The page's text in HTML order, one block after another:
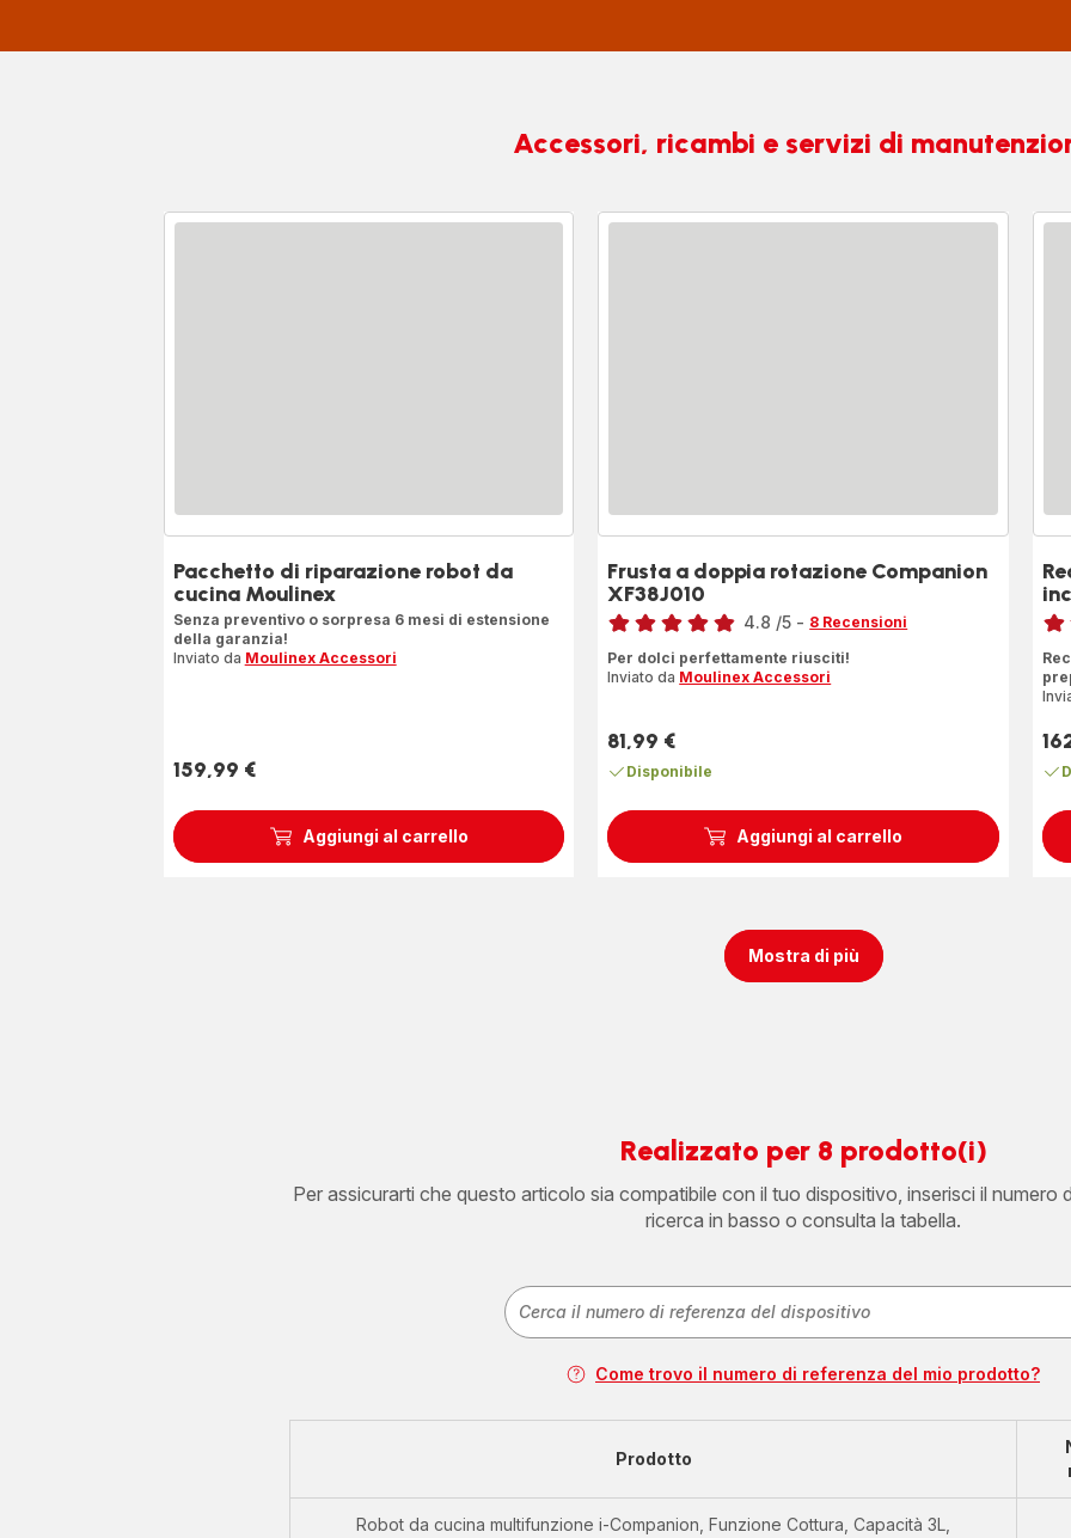
Accessori, ricambi e servizi di
Aggiungi al carrello
Pacchetto di riparazione robot da
cucina Moulinex
Senza preventivo o sorpresa 6 mesi di estensione
della garanzia!
Inviato da Moulinex Accessori
Prezzo
159,99 €
Aggiungi al carrello
Frusta a doppia rotazione Companion
XF38J010
Voto
4.8 /5 - 8 Recensioni
Per dolci perfettamente riusciti!
Inviato da Moulinex Accessori
Prezzo
81,99 €
Disponibile
Voto
Mostra di più
Realizzato per 8 prodotto(i)
Per assicurarti che questo articolo sia compatibile con il tuo dispositivo, inserisci il numero
ricerca in basso o consulta la tabella.
Come trovo il numero di referenza del mio prodotto?
Prodotto
Robot da cucina multifunzione i-Companion, Funzione Cottura, Capacità 3L,